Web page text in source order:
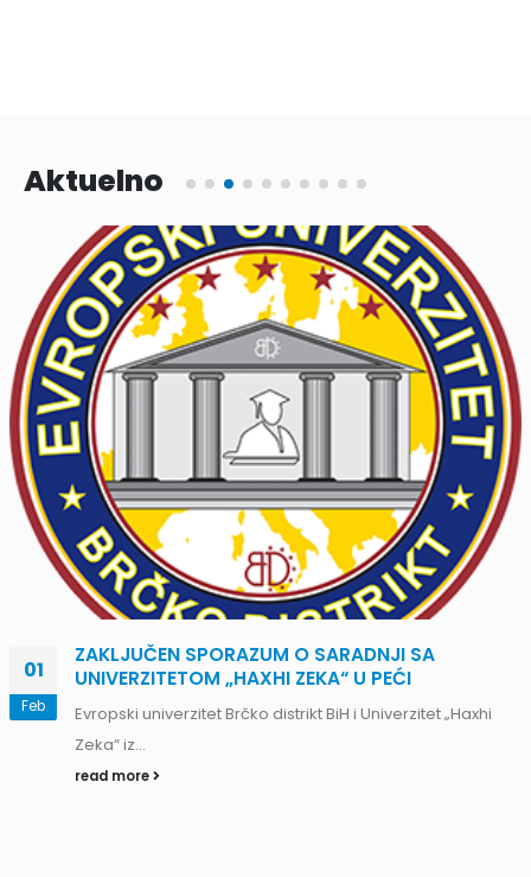
Aktuelno
01
Feb
ZAKLJUČEN SPORAZUM O SARADNJI SA
UNIVERZITETOM „HAXHI ZEKA“ U PEĆI
Evropski univerzitet Brčko distrikt BiH i Univerzitet „Haxhi
Zeka“ iz...
read more